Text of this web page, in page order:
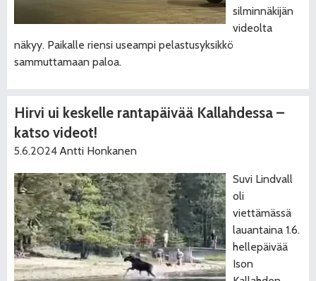
silminnäkijän
videolta
näkyy. Paikalle riensi useampi pelastusyksikkö
sammuttamaan paloa.
Hirvi ui keskelle rantapäivää Kallahdessa –
katso videot!
5.6.2024 Antti Honkanen
Suvi Lindvall
oli
viettämässä
lauantaina 1.6.
hellepäivää
Ison